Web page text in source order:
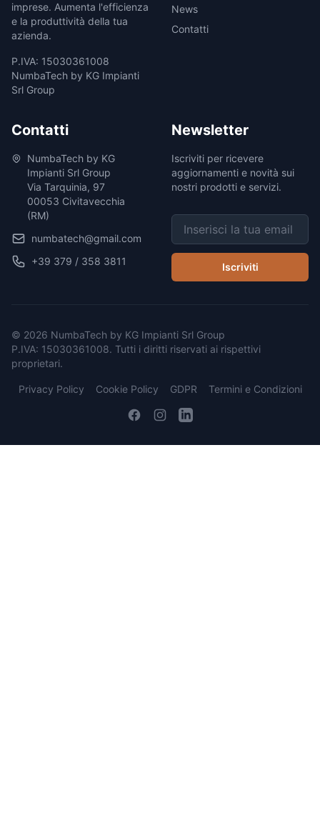
imprese. Aumenta l'efficienza
e la produttività della tua
azienda.
P.IVA: 15030361008
NumbaTech by KG Impianti
Srl Group
News
Contatti
Contatti
NumbaTech by KG
Impianti Srl Group
Via Tarquinia, 97
00053 Civitavecchia
(RM)
numbatech@gmail.com
+39 379 / 358 3811
Newsletter
Iscriviti per ricevere
aggiornamenti e novità sui
nostri prodotti e servizi.
Iscriviti
© 2026 NumbaTech by KG Impianti Srl Group
P.IVA: 15030361008. Tutti i diritti riservati ai rispettivi
proprietari.
Privacy Policy Cookie Policy GDPR Termini e Condizioni